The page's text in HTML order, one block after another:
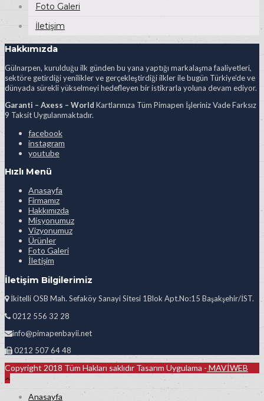
Foto Galeri
İletişim
Hakkımızda
Gülnarpen, kurulduğu ilk günden bu yana yaptığı markalaşma faaliyetleri,
sektöre getirdiği yenilikler ve gerçekleştirdiği ilkler ile bugün Türkiye’de ve
dünyada sürekli yükselmeyi hedefleyen bir istikrarla yoluna devam ediyor.
Garanti – Axess – World Kartlarınıza Tüm Pimapen İşleriniz Vade Farksız
9 Taksit Uygulanmaktadır.
facebook
instagram
youtube
Hızlı Menü
Anasayfa
Firmamız
Hakkımızda
Misyonumuz
Vizyonumuz
Ürünler
Foto Galeri
İletişim
İletişim Bilgilerimiz
İkitelli OSB Mah. Sefaköy Sanayi Sitesi 1Blok Apt.No:15 Başakşehir/İST.
0212 556 32 28
info@pimapenbayii.net
0212 507 64 48
Copyright 2018 Tüm Hakları saklıdır Tasarım Uygulama - MAVİWEB
Anasayfa